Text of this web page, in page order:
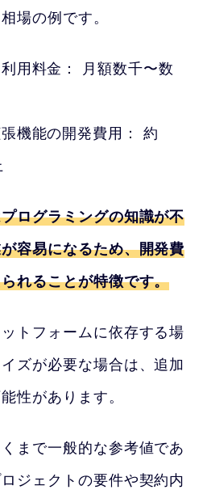
場の例です。
用料金： 月額数千〜数
機能の開発費用： 約
ログラミングの知識が不
容易になるため、開発費
れることが特徴です。
トフォームに依存する場
ズが必要な場合は、追加
性があります。
まで一般的な参考値であ
ジェクトの要件や契約内